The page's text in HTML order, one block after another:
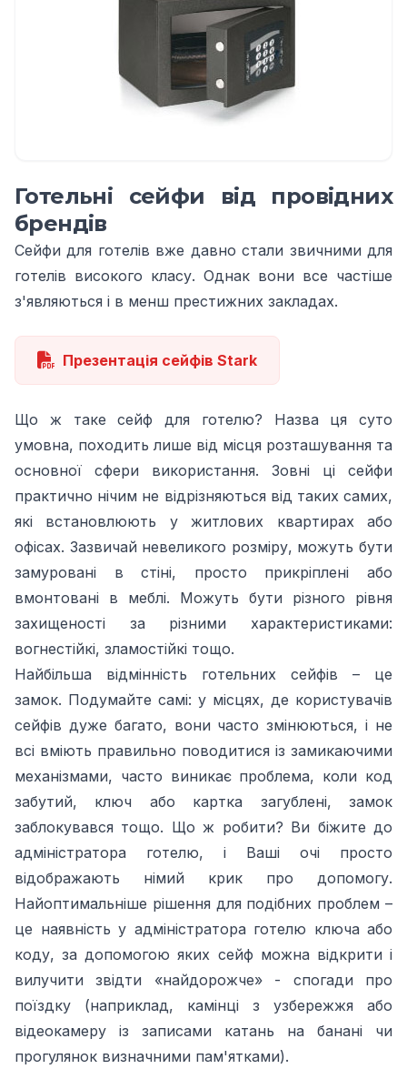
Готельні сейфи від провідних
брендів
Сейфи для готелів вже давно стали звичними для
готелів високого класу. Однак вони все частіше
з'являються і в менш престижних закладах.
Презентація сейфів Stark
Що ж таке сейф для готелю? Назва ця суто
умовна, походить лише від місця розташування та
основної сфери використання. Зовні ці сейфи
практично нічим не відрізняються від таких самих,
які встановлюють у житлових квартирах або
офісах. Зазвичай невеликого розміру, можуть бути
замуровані в стіні, просто прикріплені або
вмонтовані в меблі. Можуть бути різного рівня
захищеності за різними характеристиками:
вогнестійкі, зламостійкі тощо.
Найбільша відмінність готельних сейфів – це
замок. Подумайте самі: у місцях, де користувачів
сейфів дуже багато, вони часто змінюються, і не
всі вміють правильно поводитися із замикаючими
механізмами, часто виникає проблема, коли код
забутий, ключ або картка загублені, замок
заблокувався тощо. Що ж робити? Ви біжите до
адміністратора готелю, і Ваші очі просто
відображають німий крик про допомогу.
Найоптимальніше рішення для подібних проблем –
це наявність у адміністратора готелю ключа або
коду, за допомогою яких сейф можна відкрити і
вилучити звідти «найдорожче» - спогади про
поїздку (наприклад, камінці з узбережжя або
відеокамеру із записами катань на банані чи
прогулянок визначними пам'ятками).